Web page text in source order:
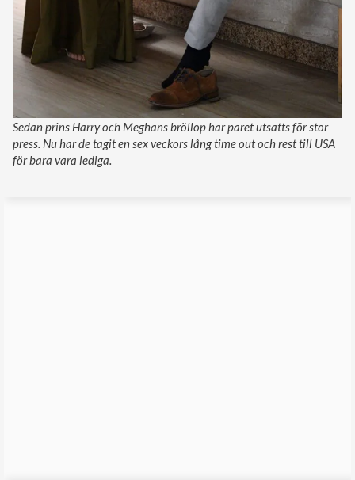
Sedan prins Harry och Meghans bröllop har paret utsatts för stor
press. Nu har de tagit en sex veckors lång time out och rest till USA
för bara vara lediga.